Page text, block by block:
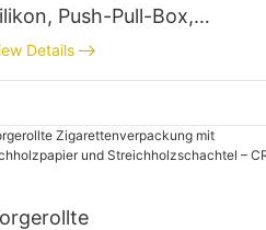
Push-Pull-Box,
für Vape-
Details